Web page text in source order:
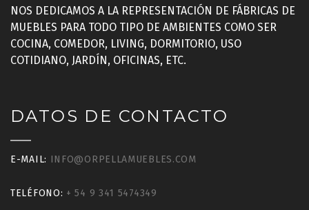
NOS DEDICAMOS A LA REPRESENTACIÓN DE FÁBRICAS DE
MUEBLES PARA TODO TIPO DE AMBIENTES COMO SER
COCINA, COMEDOR, LIVING, DORMITORIO, USO
COTIDIANO, JARDÍN, OFICINAS, ETC.
DATOS DE CONTACTO
E-MAIL: INFO@ORPELLAMUEBLES.COM
TELÉFONO: + 54 9 341 5474349